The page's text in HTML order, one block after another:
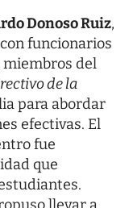
Donoso Ruiz,
funcionarios
miembros del
de la
para abordar
efectivas. El
fue
que